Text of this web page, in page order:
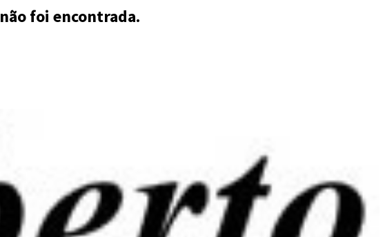
foi encontrada.